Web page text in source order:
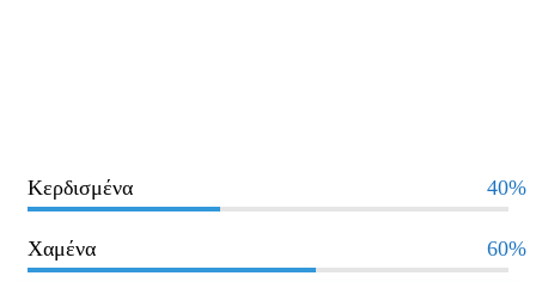
Κερδισμένα 40%
Χαμένα 60%